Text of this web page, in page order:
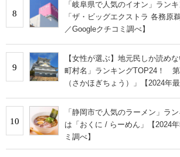
8
「岐阜県で人気のイオン」ラン
「ザ・ビッグエクストラ 各務原
／Googleクチコミ調べ】
9
【女性が選ぶ】地元民しか読め
町村名」ランキングTOP24！
（さかほぎちょう）」【2024年
10
「静岡市で人気のラーメン」ラ
は「おくに / らーめん」【2024
ミ調べ】